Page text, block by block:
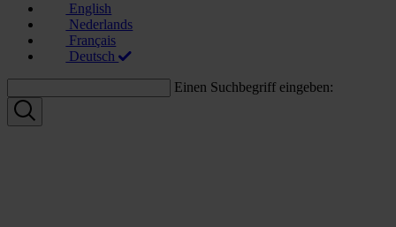
English
Nederlands
Français
Deutsch
Einen Suchbegriff eingeben: